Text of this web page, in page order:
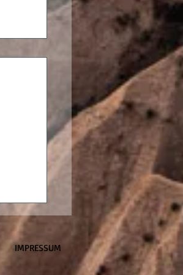
IMPRESSUM